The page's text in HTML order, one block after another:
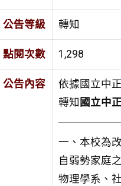
公告等級 轉知
點閱次數 1,298
公告內容
依據國立中
轉知 國立中
一、本校為
自弱勢家庭
物理學系、